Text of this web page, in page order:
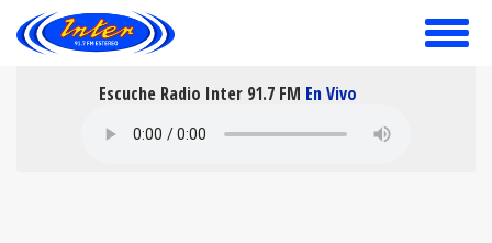
toggle
Escuche Radio Inter 91.7 FM En Vivo